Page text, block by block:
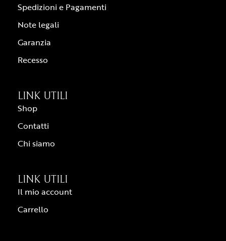
Spedizioni e Pagamenti
Note legali
Garanzia
Recesso
LINK UTILI
Shop
Contatti
Chi siamo
LINK UTILI
Il mio account
Carrello